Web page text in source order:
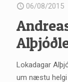
06/08/2015
Lokadagar
um næstu helgi